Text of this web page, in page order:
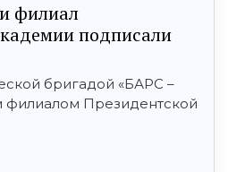
филиал
подписали
бригадой «БАРС –
филиалом Президентской